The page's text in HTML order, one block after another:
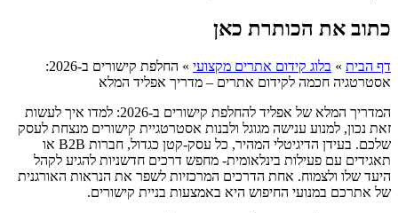
כתוב את הכותרת כאן
דף הבית » בלוג קידום אתרים מקצועי »
החלפת קישורים ב-2026:
אסטרטגיה חכמה לקידום אתרים – מדריך אפליד המלא
המדריך המלא של אפליד להחלפת קישורים ב-2026: למדו איך לעשות
זאת נכון, למנוע ענישה מגוגל ולבנות אסטרטגיית קישורים מנצחת לעסק
שלכם. בעידן הדיגיטלי המהיר, כל עסק-קטן כגדול, חברות B2B או
תאגידים עם פעילות בינלאומית- מחפש דרכים חדשניות להגיע לקהל
היעד שלו ולצמוח. אחת הדרכים המרכזיות לשפר את הנראות האורגנית
של אתרכם במנועי החיפוש היא באמצעות בניית קישורים.